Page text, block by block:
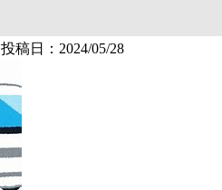
投稿日：2024/05/28